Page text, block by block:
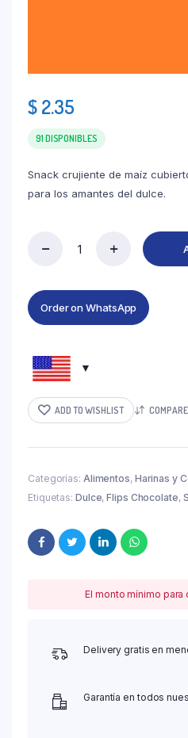
$2.35
91 DISPONIBLES
Snack crujiente de maíz
para los amantes del dulce.
Order on WhatsApp
ADD TO WISHLIST COMPARE
Categorías: Alimentos, Harinas y
Etiquetas: Dulce,Flips Chocolate,
El monto mínimo
Delivery gratis en
Garantía en todos